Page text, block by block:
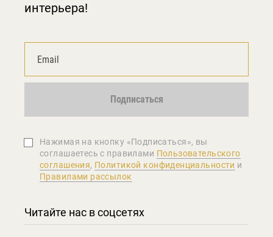
интерьера!
Подписаться
Нажимая на кнопку «Подписаться», вы
соглашаетеcь с правилами Пользовательского
соглашения, Политикой конфиденциальности и
Правилами рассылок
Читайте нас в соцсетях